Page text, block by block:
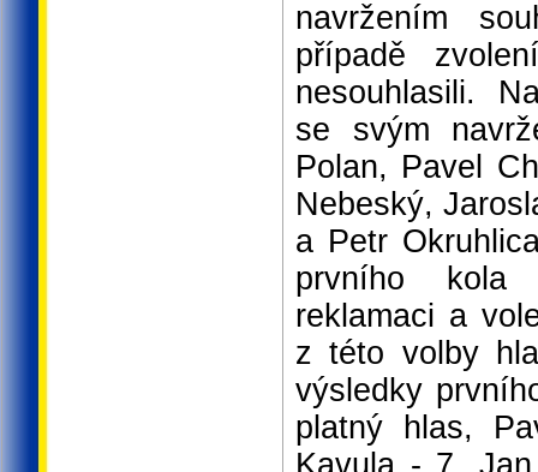
navržením
případě
nesouhlasili.
se svým
Polan, Pavel
Nebeský,
a Petr
prvního kola
reklamaci a
z této volby
výsledky
platný hlas,
Kavula - 7,